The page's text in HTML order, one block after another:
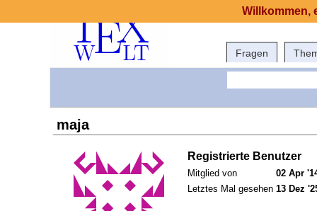
Fragen
maja
Registrierte Benutzer
Mitglied von
02 Apr
Letztes Mal gesehen 13 Dez
Willkommen,